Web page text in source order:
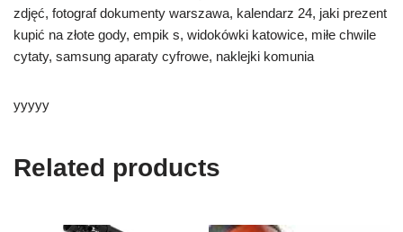
zdjęć, fotograf dokumenty warszawa, kalendarz 24, jaki prezent
kupić na złote gody, empik s, widokówki katowice, miłe chwile
cytaty, samsung aparaty cyfrowe, naklejki komunia
yyyyy
Related products